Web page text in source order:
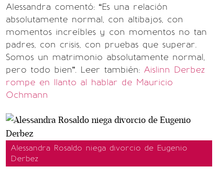
Alessandra comentó: “Es una relación
absolutamente normal, con altibajos, con
momentos increíbles y con momentos no tan
padres, con crisis, con pruebas que superar.
Somos un matrimonio absolutamente normal,
pero todo bien”. Leer también: Aislinn Derbez
rompe en llanto al hablar de Mauricio
Ochmann
Alessandra Rosaldo niega divorcio de Eugenio
Derbez